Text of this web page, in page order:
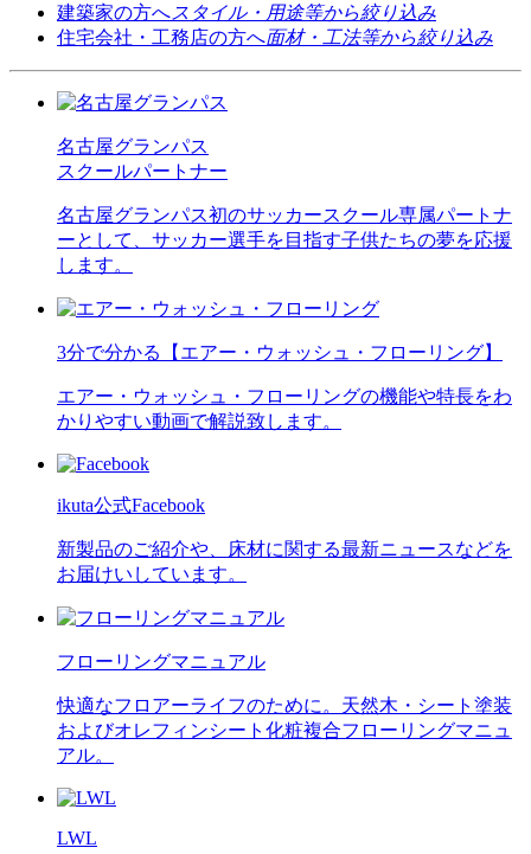
建築家の方へ スタイル・用途等から絞り込み
住宅会社・工務店の方へ面材・工法等から絞り込み
名古屋グランパス
スクールパートナー
名古屋グランパス初のサッカースクール専属パートナ
ーとして、サッカー選手を目指す子供たちの夢を応援
します。
3分で分かる【エアー・ウォッシュ・フローリング】
エアー・ウォッシュ・フローリングの機能や特長をわ
かりやすい動画で解説致します。
ikuta公式Facebook
新製品のご紹介や、床材に関する最新ニュースなどを
お届けいしています。
フローリングマニュアル
快適なフロアーライフのために。天然木・シート塗装
およびオレフィンシート化粧複合フローリングマニュ
アル。
LWL